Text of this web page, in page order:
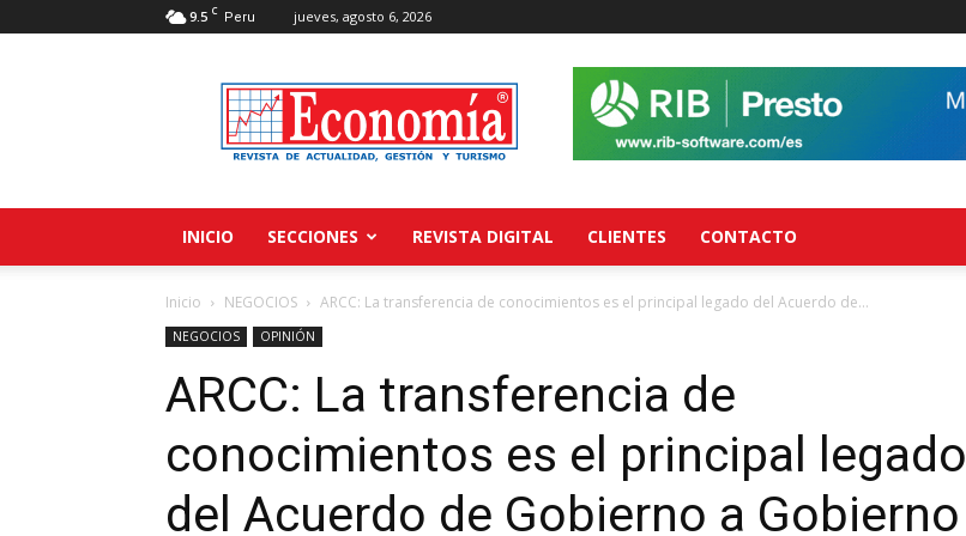
9.5 C Peru jueves, agosto 6, 2026
Revista
Economía
INICIO SECCIONES REVISTA DIGITAL CLIENTES CONTACTO
Inicio NEGOCIOS ARCC: La transferencia de conocimientos es el principal legado del Acuerdo de...
NEGOCIOS OPINIÓN
ARCC: La transferencia de
conocimientos es el principal legado
del Acuerdo de Gobierno a Gobierno